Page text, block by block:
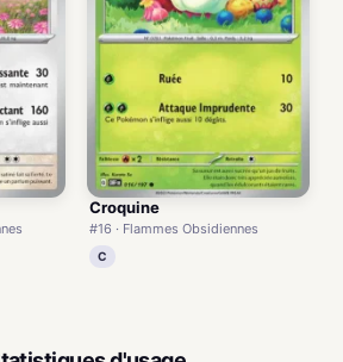
Croquine
#16 · Flammes Obsidiennes
C